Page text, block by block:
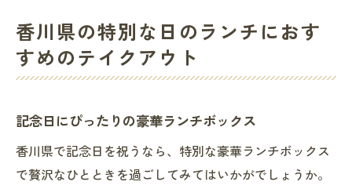
香川県の特別な日のランチにおす
すめのテイクアウト
記念日にぴったりの豪華ランチボックス
香川県で記念日を祝うなら、特別な豪華ランチボックス
で贅沢なひとときを過ごしてみてはいかがでしょうか。